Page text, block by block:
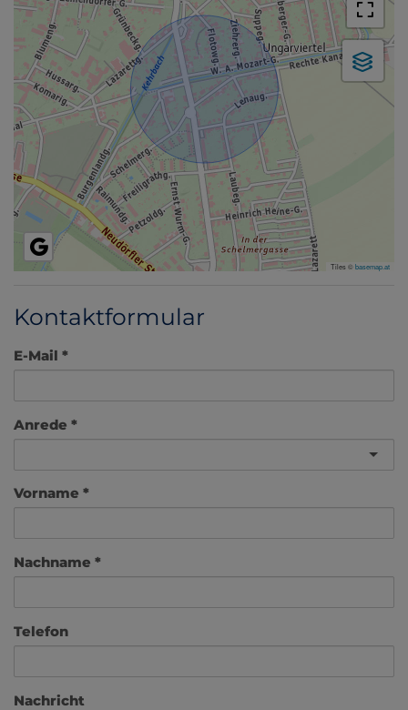
Tiles ©basemap.at
Kontaktformular
E-Mail
Anrede
Vorname
Nachname
Telefon
Nachricht